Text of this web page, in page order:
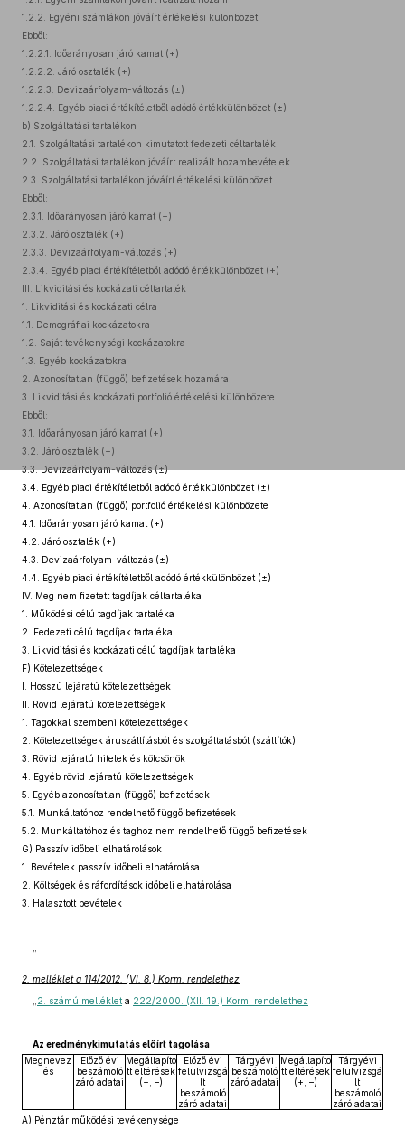
1.2.2. Egyéni számlákon jóváírt értékelési különbözet
Ebből:
1.2.2.1. Időarányosan járó kamat (+)
1.2.2.2. Járó osztalék (+)
1.2.2.3. Devizaárfolyam-változás (±)
1.2.2.4. Egyéb piaci értékítéletből adódó értékkülönbözet (±)
b) Szolgáltatási tartalékon
2.1. Szolgáltatási tartalékon kimutatott fedezeti céltartalék
2.2. Szolgáltatási tartalékon jóváírt realizált hozambevételek
2.3. Szolgáltatási tartalékon jóváírt értékelési különbözet
Ebből:
2.3.1. Időarányosan járó kamat (+)
2.3.2. Járó osztalék (+)
2.3.3. Devizaárfolyam-változás (+)
2.3.4. Egyéb piaci értékítéletből adódó értékkülönbözet (+)
III. Likviditási és kockázati céltartalék
1. Likviditási és kockázati célra
1.1. Demográfiai kockázatokra
1.2. Saját tevékenységi kockázatokra
1.3. Egyéb kockázatokra
2. Azonosítatlan (függő) befizetések hozamára
3. Likviditási és kockázati portfolió értékelési különbözete
Ebből:
3.1. Időarányosan járó kamat (+)
3.2. Járó osztalék (+)
3.3. Devizaárfolyam-változás (±)
3.4. Egyéb piaci értékítéletből adódó értékkülönbözet (±)
4. Azonosítatlan (függő) portfolió értékelési különbözete
4.1. Időarányosan járó kamat (+)
4.2. Járó osztalék (+)
4.3. Devizaárfolyam-változás (±)
4.4. Egyéb piaci értékítéletből adódó értékkülönbözet (±)
IV. Meg nem fizetett tagdíjak céltartaléka
1. Működési célú tagdíjak tartaléka
2. Fedezeti célú tagdíjak tartaléka
3. Likviditási és kockázati célú tagdíjak tartaléka
F) Kötelezettségek
I. Hosszú lejáratú kötelezettségek
II. Rövid lejáratú kötelezettségek
1. Tagokkal szembeni kötelezettségek
2. Kötelezettségek áruszállításból és szolgáltatásból (szállítók)
3. Rövid lejáratú hitelek és kölcsönök
4. Egyéb rövid lejáratú kötelezettségek
5. Egyéb azonosítatlan (függő) befizetések
5.1. Munkáltatóhoz rendelhető függő befizetések
5.2. Munkáltatóhoz és taghoz nem rendelhető függő befizetések
G) Passzív időbeli elhatárolások
1. Bevételek passzív időbeli elhatárolása
2. Költségek és ráfordítások időbeli elhatárolása
3. Halasztott bevételek
”
2. melléklet a 114/2012. (VI. 8.) Korm. rendelethez
2. számú melléklet a 222/2000. (XII. 19.) Korm. rendelethez
Az eredménykimutatás előírt tagolása
Megnevez
és
Előző évi
beszámoló
záró adatai
Megállapíto
tt eltérések
(+, –)
Előző évi
felülvizsgá
lt
beszámoló
záró adatai
Tárgyévi
beszámoló
záró adatai
Megállapíto
tt eltérések
(+, –)
Tárgyévi
felülvizsgá
lt
beszámoló
záró adatai
A) Pénztár működési tevékenysége